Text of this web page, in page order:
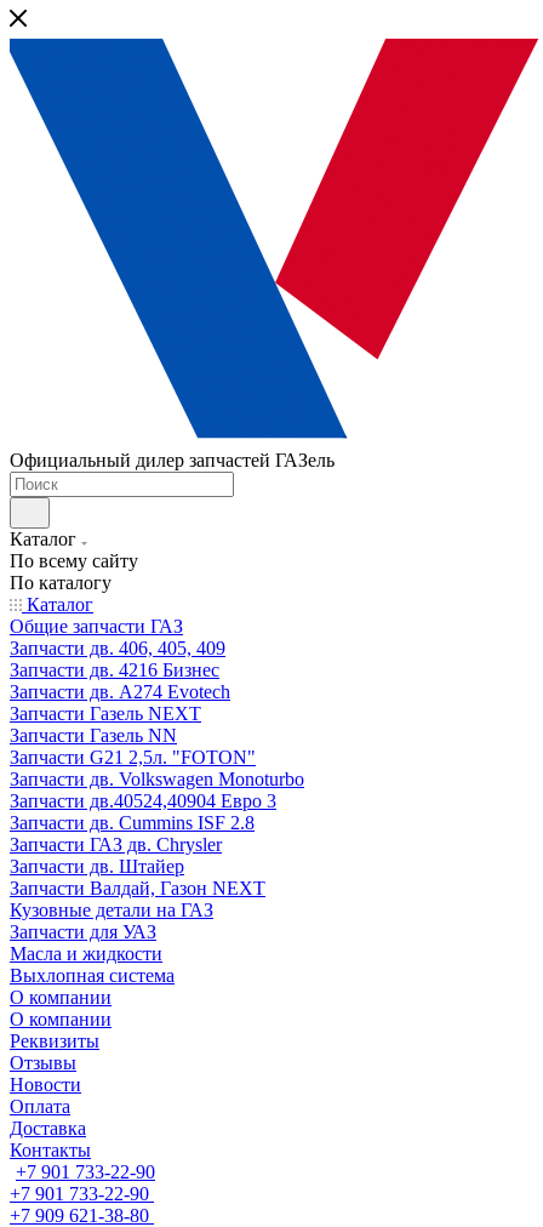
Официальный дилер запчастей ГАЗель
Каталог
По всему сайту
По каталогу
Каталог
Общие запчасти ГАЗ
Запчасти дв. 406, 405, 409
Запчасти дв. 4216 Бизнес
Запчасти дв. A274 Evotech
Запчасти Газель NEXT
Запчасти Газель NN
Запчасти G21 2,5л. "FOTON"
Запчасти дв. Volkswagen Monoturbo
Запчасти дв.40524,40904 Евро 3
Запчасти дв. Cummins ISF 2.8
Запчасти ГАЗ дв. Chrysler
Запчасти дв. Штайер
Запчасти Валдай, Газон NEXT
Кузовные детали на ГАЗ
Запчасти для УАЗ
Масла и жидкости
Выхлопная система
О компании
О компании
Реквизиты
Отзывы
Новости
Оплата
Доставка
Контакты
+7 901 733-22-90
+7 901 733-22-90
+7 909 621-38-80